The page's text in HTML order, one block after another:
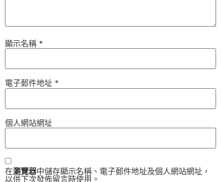
顯示名稱 *
電子郵件地址 *
個人網站網址
在瀏覽器中儲存顯示名稱、電子郵件地址及個人網站網址，
以供下次發佈留言時使用。